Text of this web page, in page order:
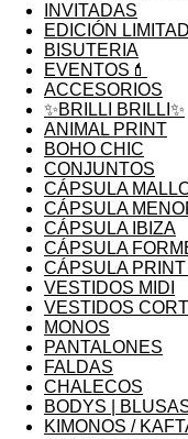
INVITADAS
EDICIÓN
BISUTERIA
EVENTOS💄
ACCESORIOS
✨BRILLI BRILLI✨
ANIMAL PRINT
BOHO CHIC
CONJUNTOS
CÁPSULA
CÁPSULA
CÁPSULA IBIZA
CÁPSULA
CÁPSULA
VESTIDOS MIDI
VESTIDOS
MONOS
PANTALONES
FALDAS
CHALECOS
BODYS |
KIMONOS /